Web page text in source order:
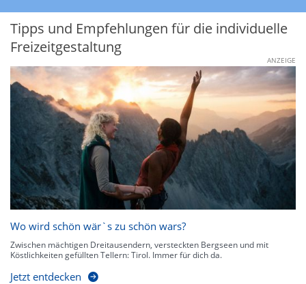
Tipps und Empfehlungen für die individuelle
Freizeitgestaltung
ANZEIGE
Wo wird schön wär`s zu schön wars?
Zwischen mächtigen Dreitausendern, versteckten Bergseen und mit
Köstlichkeiten gefüllten Tellern: Tirol. Immer für dich da.
Jetzt entdecken